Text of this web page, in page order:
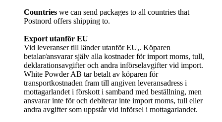
Countries we can send packages to all countries that
Postnord offers shipping to.
Export utanför EU
Vid leveranser till länder utanför EU,. Köparen
betalar/ansvarar själv alla kostnader för import moms, tull,
deklarationsavgifter och andra införselavgifter vid import.
White Powder AB tar betalt av köparen för
transportkostnaden fram till angiven leveransadress i
mottagarlandet i förskott i samband med beställning, men
ansvarar inte för och debiterar inte import moms, tull eller
andra avgifter som uppstår vid införsel i mottagarlandet.